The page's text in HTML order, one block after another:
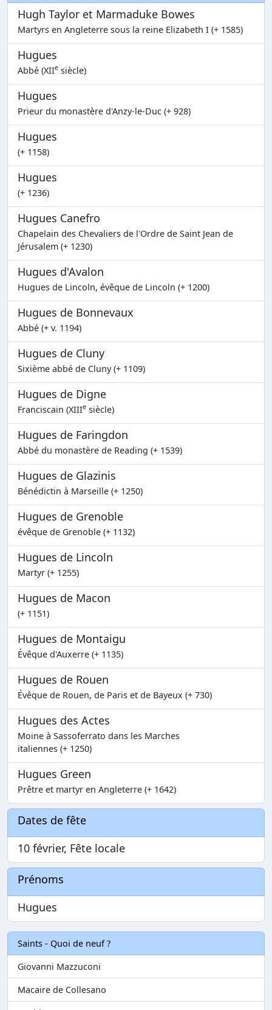
Hugh Taylor et Marmaduke Bowes
Martyrs en Angleterre sous la reine Elizabeth I (+ 1585)
Hugues
Abbé (XIIe siècle)
Hugues
Prieur du monastère d'Anzy-le-Duc (+ 928)
Hugues
(+ 1158)
Hugues
(+ 1236)
Hugues Canefro
Chapelain des Chevaliers de l'Ordre de Saint Jean de
Jérusalem (+ 1230)
Hugues d'Avalon
Hugues de Lincoln, évêque de Lincoln (+ 1200)
Hugues de Bonnevaux
Abbé (+ v. 1194)
Hugues de Cluny
Sixième abbé de Cluny (+ 1109)
Hugues de Digne
Franciscain (XIIIe siècle)
Hugues de Faringdon
Abbé du monastère de Reading (+ 1539)
Hugues de Glazinis
Bénédictin à Marseille (+ 1250)
Hugues de Grenoble
évêque de Grenoble (+ 1132)
Hugues de Lincoln
Martyr (+ 1255)
Hugues de Macon
(+ 1151)
Hugues de Montaigu
Évêque d'Auxerre (+ 1135)
Hugues de Rouen
Évêque de Rouen, de Paris et de Bayeux (+ 730)
Hugues des Actes
Moine à Sassoferrato dans les Marches
italiennes (+ 1250)
Hugues Green
Prêtre et martyr en Angleterre (+ 1642)
Dates de fête
10 février, Fête locale
Prénoms
Hugues
Saints - Quoi de neuf ?
Giovanni Mazzuconi
Macaire de Collesano